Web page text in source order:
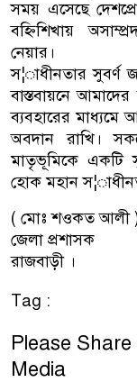
সময় এসেছে
বহ্নিশিখায়
নেয়ার।
স¦াধীনতার সুবর্ণ
বাস্তবায়নে
ব্যবহারের
অবদান রাখি।
মাতৃভূমিকে একটি
হোক মহান
( মোঃ শওকত আলী
জেলা প্রশাসক
রাজবাড়ী ।
Tag :
Please
Media